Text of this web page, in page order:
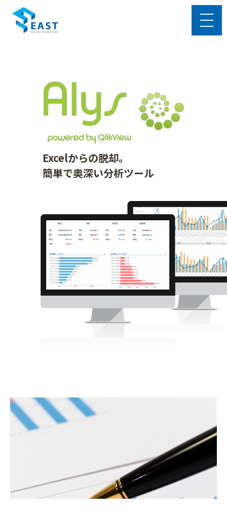
Excelからの脱却。
簡単で奥深い分析ツール